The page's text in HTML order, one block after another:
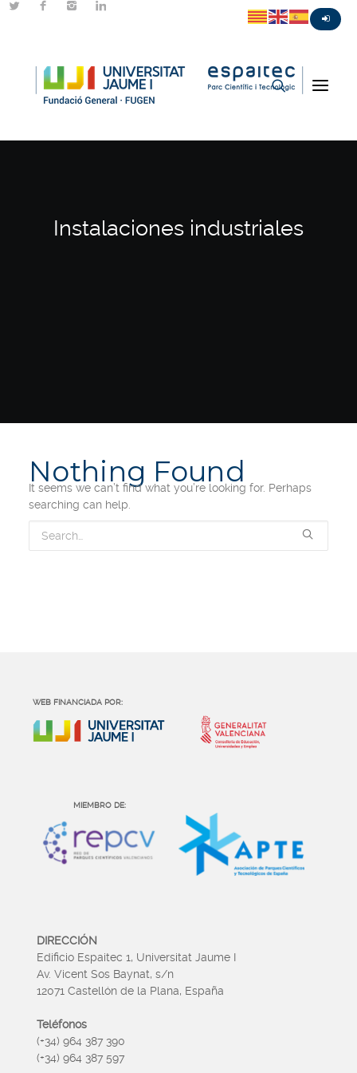
Instalaciones industriales
Nothing Found
It seems we can’t find what you’re looking for. Perhaps
searching can help.
WEB FINANCIADA POR:
MIEMBRO DE:
DIRECCIÓN
Edificio Espaitec 1, Universitat Jaume I
Av. Vicent Sos Baynat, s/n
12071 Castellón de la Plana, España
Teléfonos
(+34) 964 387 390
(+34) 964 387 597